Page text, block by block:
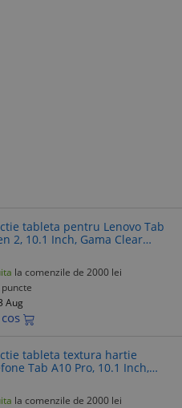
tableta pentru Lenovo Tab
2, 10.1 Inch, Gama Clear
Silicon, Instalare acasa,
la comenzile de 2000 lei
Aug
tableta textura hartie
Tab A10 Pro, 10.1 Inch,
Paper, Pentru scris si
reflex, Hidrogel, Sil
la comenzile de 2000 lei